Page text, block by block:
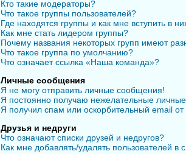
Кто такие модераторы?
Что такое группы пользователей?
Где находятся группы и как мне вступить в
Как мне стать лидером группы?
Почему названия некоторых групп имеют
Что такое группа по умолчанию?
Что означает ссылка «Наша команда»?
Личные сообщения
Я не могу отправить личные сообщения!
Я постоянно получаю нежелательные
Я получил спам или оскорбительный email от
Друзья и недруги
Что означают списки друзей и недругов?
Как мне добавлять/удалять пользователей в